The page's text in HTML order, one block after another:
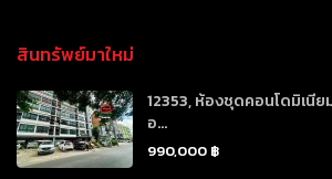
สินทรัพย์มาใหม่
12353, ห้องชุดคอนโดมิเนี
อ...
990,000 ฿